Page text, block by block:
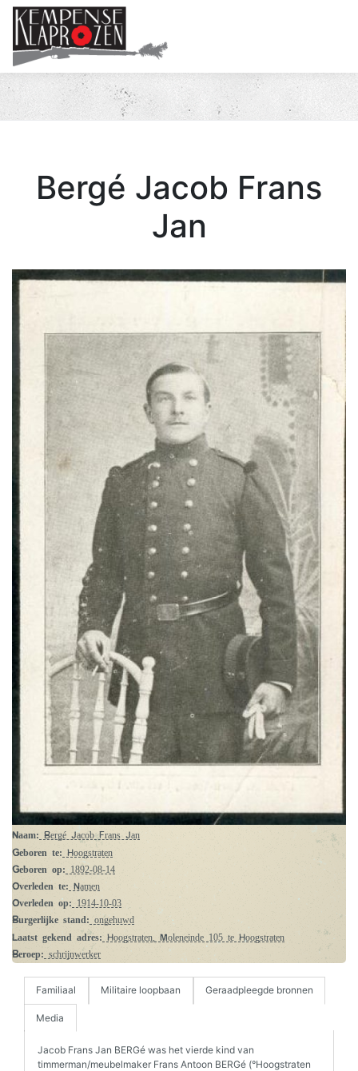
Bergé Jacob Frans
Jan
Naam: Bergé Jacob Frans Jan
Geboren te: Hoogstraten
Geboren op: 1892-08-14
Overleden te: Namen
Overleden op: 1914-10-03
Burgerlijke stand: ongehuwd
Laatst gekend adres: Hoogstraten, Moleneinde 105 te Hoogstraten
Beroep: schrijnwerker
Familiaal Militaire loopbaan Geraadpleegde bronnen
Media
Jacob Frans Jan BERGé was het vierde kind van
timmerman/meubelmaker Frans Antoon BERGé (°Hoogstraten